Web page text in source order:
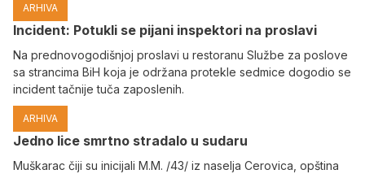
ARHIVA
Incident: Potukli se pijani inspektori na proslavi
Na prednovogodišnjoj proslavi u restoranu Službe za poslove
sa strancima BiH koja je održana protekle sedmice dogodio se
incident tačnije tuča zaposlenih.
ARHIVA
Јedno lice smrtno stradalo u sudaru
Muškarac čiji su inicijali M.M. /43/ iz naselja Cerovica, opština